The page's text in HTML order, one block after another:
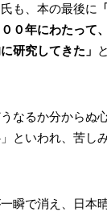
も、本の最後に
０年にわたって
研究してきた」
なるか分からぬ
といわれ、苦し
瞬で消え、日本